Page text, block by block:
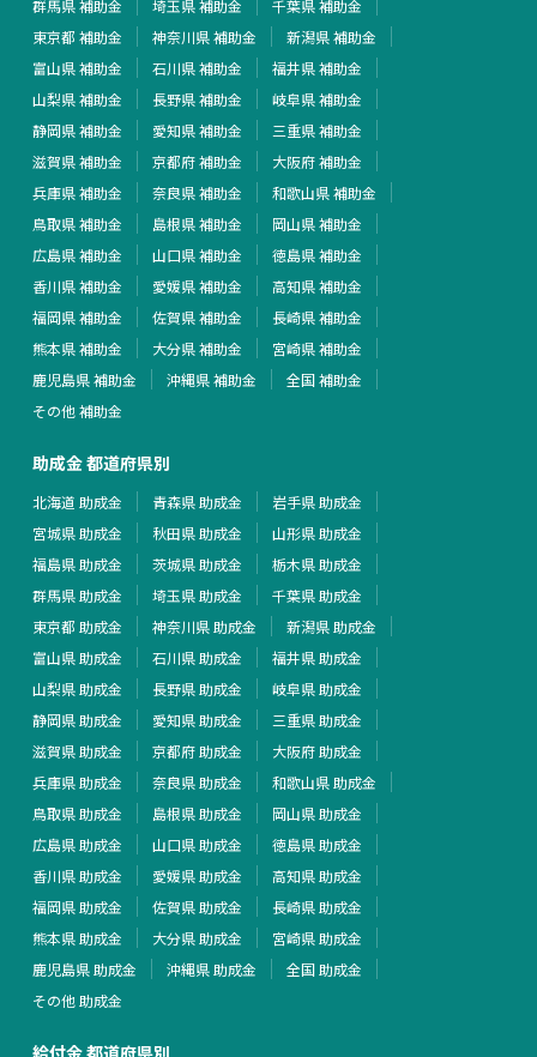
群馬県 補助金
埼玉県 補助金
千葉県 補助金
東京都 補助金
神奈川県 補助金
新潟県 補助金
富山県 補助金
石川県 補助金
福井県 補助金
山梨県 補助金
長野県 補助金
岐阜県 補助金
静岡県 補助金
愛知県 補助金
三重県 補助金
滋賀県 補助金
京都府 補助金
大阪府 補助金
兵庫県 補助金
奈良県 補助金
和歌山県 補助金
鳥取県 補助金
島根県 補助金
岡山県 補助金
広島県 補助金
山口県 補助金
徳島県 補助金
香川県 補助金
愛媛県 補助金
高知県 補助金
福岡県 補助金
佐賀県 補助金
長崎県 補助金
熊本県 補助金
大分県 補助金
宮崎県 補助金
鹿児島県 補助金
沖縄県 補助金
全国 補助金
その他 補助金
助成金 都道府県別
北海道 助成金 青森県 助成金
岩手県 助成金
宮城県 助成金
秋田県 助成金
山形県 助成金
福島県 助成金
茨城県 助成金
栃木県 助成金
群馬県 助成金
埼玉県 助成金
千葉県 助成金
東京都 助成金
神奈川県 助成金
新潟県 助成金
富山県 助成金
石川県 助成金
福井県 助成金
山梨県 助成金
長野県 助成金
岐阜県 助成金
静岡県 助成金
愛知県 助成金
三重県 助成金
滋賀県 助成金
京都府 助成金
大阪府 助成金
兵庫県 助成金
奈良県 助成金
和歌山県 助成金
鳥取県 助成金
島根県 助成金
岡山県 助成金
広島県 助成金
山口県 助成金
徳島県 助成金
香川県 助成金
愛媛県 助成金
高知県 助成金
福岡県 助成金
佐賀県 助成金
長崎県 助成金
熊本県 助成金
大分県 助成金
宮崎県 助成金
鹿児島県 助成金
沖縄県 助成金
全国 助成金
その他 助成金
給付金 都道府県別